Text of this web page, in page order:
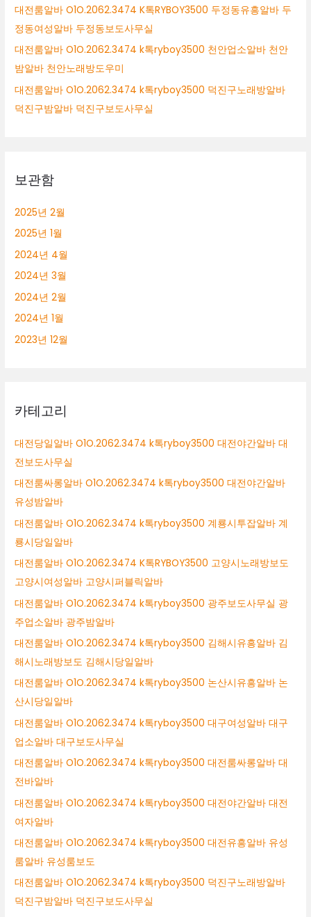
대전룸알바 O1O.2062.3474 K톡RYBOY3500 두정동유흥알바 두
정동여성알바 두정동보도사무실
대전룸알바 O1O.2062.3474 k톡ryboy3500 천안업소알바 천안
밤알바 천안노래방도우미
대전룸알바 O1O.2062.3474 k톡ryboy3500 덕진구노래방알바
덕진구밤알바 덕진구보도사무실
보관함
2025년 2월
2025년 1월
2024년 4월
2024년 3월
2024년 2월
2024년 1월
2023년 12월
카테고리
대전당일알바 O1O.2062.3474 k톡ryboy3500 대전야간알바 대
전보도사무실
대전룸싸롱알바 O1O.2062.3474 k톡ryboy3500 대전야간알바
유성밤알바
대전룸알바 O1O.2062.3474 k톡ryboy3500 계룡시투잡알바 계
룡시당일알바
대전룸알바 O1O.2062.3474 K톡RYBOY3500 고양시노래방보도
고양시여성알바 고양시퍼블릭알바
대전룸알바 O1O.2062.3474 k톡ryboy3500 광주보도사무실 광
주업소알바 광주밤알바
대전룸알바 O1O.2062.3474 k톡ryboy3500 김해시유흥알바 김
해시노래방보도 김해시당일알바
대전룸알바 O1O.2062.3474 k톡ryboy3500 논산시유흥알바 논
산시당일알바
대전룸알바 O1O.2062.3474 k톡ryboy3500 대구여성알바 대구
업소알바 대구보도사무실
대전룸알바 O1O.2062.3474 k톡ryboy3500 대전룸싸롱알바 대
전바알바
대전룸알바 O1O.2062.3474 k톡ryboy3500 대전야간알바 대전
여자알바
대전룸알바 O1O.2062.3474 k톡ryboy3500 대전유흥알바 유성
룸알바 유성룸보도
대전룸알바 O1O.2062.3474 k톡ryboy3500 덕진구노래방알바
덕진구밤알바 덕진구보도사무실